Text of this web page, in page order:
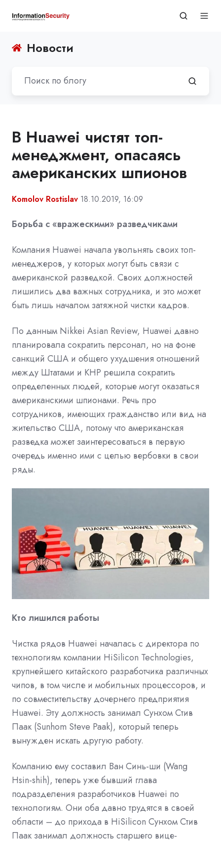
Новости
В Huawei чистят топ-
менеджмент, опасаясь
американских шпионов
Komolov Rostislav 18.10.2019, 16:09
Борьба с «вражескими» разведчиками
Компания Huawei начала увольнять своих топ-
менеджеров, у которых могут быть связи с
американской разведкой. Своих должностей
лишились два важных сотрудника, и это может
быть лишь началом затяжной чистки кадров.
По данным Nikkei Asian Review, Huawei давно
планировала сократить персонал, но на фоне
санкций США и общего ухудшения отношений
между Штатами и КНР решила сократить
определенных людей, которые могут оказаться
американскими шпионами. Речь про
сотрудников, имеющих гражданство или вид на
жительство США, потому что американская
разведка может заинтересоваться в первую
очередь именно ими с целью вербовки в свои
ряды.
Кто лишился работы
Чистка рядов Huawei началась с директора по
технологиям компании HiSilicon Technologies,
крупнейшего китайского разработчика различных
чипов, в том числе и мобильных процессоров, и
по совместительству дочернего предприятия
Huawei. Эту должность занимал Сунхом Стив
Паак (Sunhom Steve Paak), который теперь
вынужден искать другую работу.
Компанию ему составил Ван Синь-ши (Wang
Hsin-shih), теперь уже бывший глава
подразделения разработчиков Huawei по
технологиям. Они оба давно трудятся в своей
области – до прихода в HiSilicon Сунхом Стив
Паак занимал должность старшего вице-